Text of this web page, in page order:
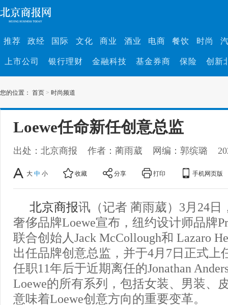
推荐 政经 国际 文化 商业 酒业 电商 餐饮 时尚
上市公司 银行理财 金融科技 基金券商 保险 创新
您的位置： 首页 > 时尚频道
Loewe任命新任创意总监
出处：北京商报 作者：蔺雨葳 网编：郭缤璐
大 中 小 收藏 分享 打印 手机网页版
北京商报讯（记者 蔺雨葳）3月24日
奢侈品牌Loewe宣布，纽约设计师品牌
联合创始人Jack McCollough和 Lazaro
出任品牌创意总监，并于4月7日正式上
任职11年后于近期离任的Jonathan
Loewe的所有系列，包括女装、男装、
意味着Loewe创意方向的重要变革。